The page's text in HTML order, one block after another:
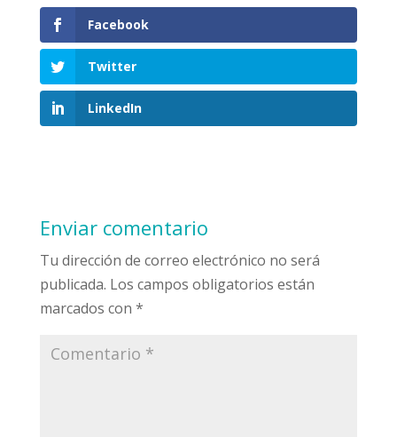
Facebook
Twitter
LinkedIn
Enviar comentario
Tu dirección de correo electrónico no será
publicada. Los campos obligatorios están
marcados con *